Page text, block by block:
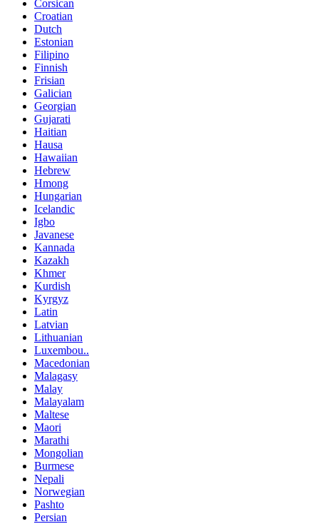
Corsican
Croatian
Dutch
Estonian
Filipino
Finnish
Frisian
Galician
Georgian
Gujarati
Haitian
Hausa
Hawaiian
Hebrew
Hmong
Hungarian
Icelandic
Igbo
Javanese
Kannada
Kazakh
Khmer
Kurdish
Kyrgyz
Latin
Latvian
Lithuanian
Luxembou..
Macedonian
Malagasy
Malay
Malayalam
Maltese
Maori
Marathi
Mongolian
Burmese
Nepali
Norwegian
Pashto
Persian